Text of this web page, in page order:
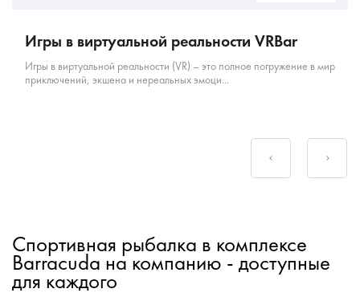
Игры в виртуальной реальности VRBar
Игры в виртуальной реальности (VR) – это полное погружение в мир
приключений, экшена и нереальных эмоци...
Спортивная рыбалка в комплексе
Barracuda на компанию - доступные
для каждого